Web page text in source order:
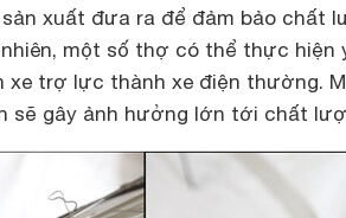
xuất đưa ra để đảm bảo chất
một số thợ có thể thực hiện
xe trợ lực thành xe điện thường.
sẽ gây ảnh hưởng lớn tới chất